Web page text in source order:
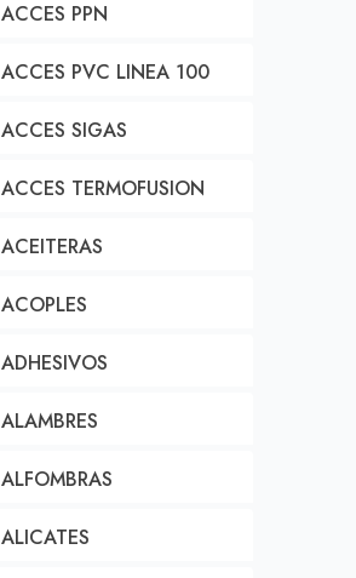
ACCES PPN
ACCES PVC LINEA 100
ACCES SIGAS
ACCES TERMOFUSION
ACEITERAS
ACOPLES
ADHESIVOS
ALAMBRES
ALFOMBRAS
ALICATES